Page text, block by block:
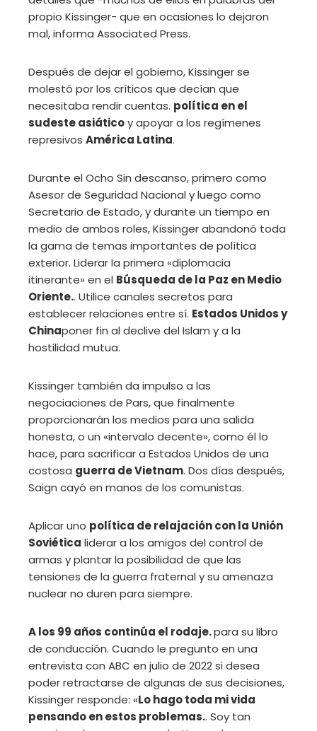
propio Kissinger- que en ocasiones lo dejaron
mal, informa Associated Press.
Después de dejar el gobierno, Kissinger se
molestó por los críticos que decían que
necesitaba rendir cuentas. política en el
sudeste asiáticoy apoyar a los regímenes
represivos América Latina.
Durante el Ocho Sin descanso, primero como
Asesor de Seguridad Nacional y luego como
Secretario de Estado, y durante un tiempo en
medio de ambos roles, Kissinger abandonó toda
la gama de temas importantes de política
exterior. Liderar la primera «diplomacia
itinerante» en el Búsqueda de la Paz en Medio
Oriente.. Utilice canales secretos para
establecer relaciones entre sí. Estados Unidos y
Chinaponer fin al declive del Islam y a la
hostilidad mutua.
Kissinger también da impulso a las
negociaciones de Pars, que finalmente
proporcionarán los medios para una salida
honesta, o un «intervalo decente», como él lo
hace, para sacrificar a Estados Unidos de una
costosa guerra de Vietnam. Dos días después,
Saign cayó en manos de los comunistas.
Aplicar uno política de relajación con la Unión
Soviética liderar a los amigos del control de
armas y plantar la posibilidad de que las
tensiones de la guerra fraternal y su amenaza
nuclear no duren para siempre.
A los 99 años continúa el rodaje.para su libro
de conducción. Cuando le pregunto en una
entrevista con ABC en julio de 2022 si desea
poder retractarse de algunas de sus decisiones,
Kissinger responde: «Lo hago toda mi vida
pensando en estos problemas.. Soy tan